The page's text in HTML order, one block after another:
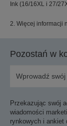
Ink (16/16XL i 27/
2. Więcej informacji
Pozostań w
Przekazując swój
wiadomości
rynkowych i ankiet